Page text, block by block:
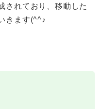
されており、移動した
きます(^^♪